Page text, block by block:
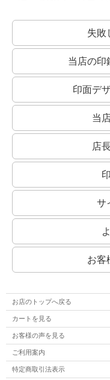
失敗
当店の印
印面デ
当
店
サ
お客
お店のトップへ戻る
カートを見る
お客様の声を見る
ご利用案内
特定商取引法表示